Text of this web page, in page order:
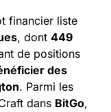
financier liste
, dont 449
de positions
des
. Parmi les
dans BitGo,